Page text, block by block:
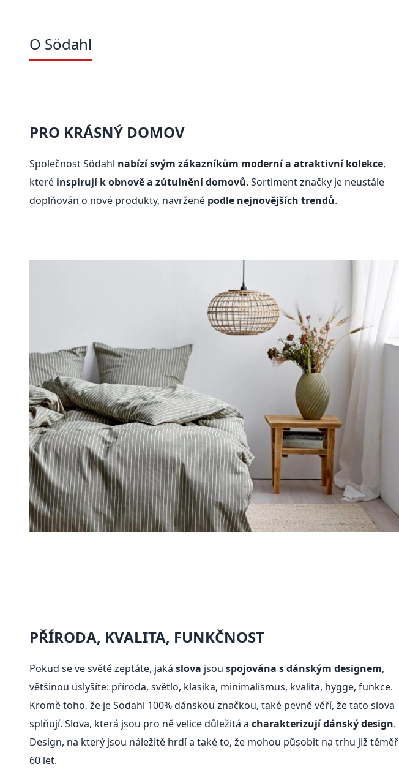
O Södahl
PRO KRÁSNÝ DOMOV
Společnost Södahl nabízí svým zákazníkům moderní a atraktivní kolekce,
které inspirují k obnově a zútulnění domovů. Sortiment značky je neustále
doplňován o nové produkty, navržené podle nejnovějších trendů.
PŘÍRODA, KVALITA, FUNKČNOST
Pokud se ve světě zeptáte, jaká slova jsou spojována s dánským designem,
většinou uslyšíte: příroda, světlo, klasika, minimalismus, kvalita, hygge, funkce.
Kromě toho, že je Södahl 100% dánskou značkou, také pevně věří, že tato slova
splňují. Slova, která jsou pro ně velice důležitá a charakterizují dánský design.
Design, na který jsou náležitě hrdí a také to, že mohou působit na trhu již téměř
60 let.